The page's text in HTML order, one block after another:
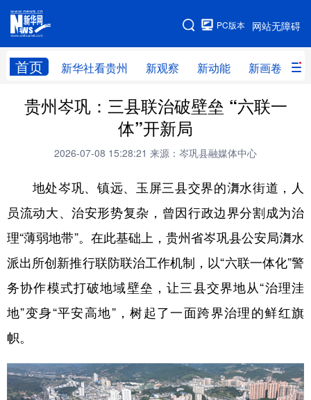
网站无障碍
PC版本
首页 新华社看贵州 新观察 新动能 新画卷
网站地图
新华社看贵州 新观察 新动能 新画卷
贵州领导 人事
直播
畅游贵州 数字贵州 律动贵州 健康贵州
光影贵州 部门之窗 县区直达 企业速递
六盘水 毕节 铜仁 黔东南
黔南 黔西南
地方频道
北京 天津 河北 山西
贵州岑巩：三县联治破壁垒 “六联一
体”开新局
2026-07-08 15:28:21 来源：岑巩县融媒体中心
地处岑巩、镇远、玉屏三县交界的㵲水街道，人
员流动大、治安形势复杂，曾因行政边界分割成为治
理“薄弱地带”。在此基础上，贵州省岑巩县公安局㵲水
派出所创新推行联防联治工作机制，以“六联一体化”警
务协作模式打破地域壁垒，让三县交界地从“治理洼
地”变身“平安高地”，树起了一面跨界治理的鲜红旗
帜。